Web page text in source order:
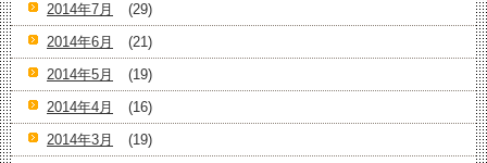
2014年7月
(29)
2014年6月
(21)
2014年5月
(19)
2014年4月
(16)
2014年3月
(19)